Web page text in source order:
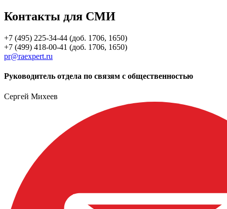
Контакты для СМИ
+7 (495) 225-34-44 (доб. 1706, 1650)
+7 (499) 418-00-41 (доб. 1706, 1650)
pr@raexpert.ru
Руководитель отдела по связям с общественностью
Сергей Михеев